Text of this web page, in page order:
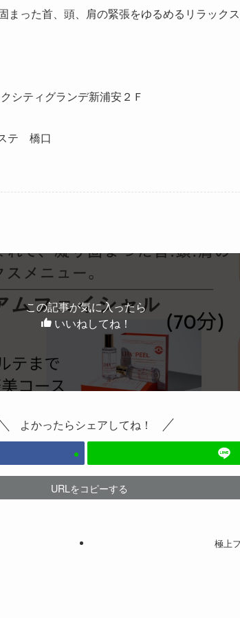
まった首、頭、肩の緊張をゆるめるリラック
シティグランデ新浦安２Ｆ
橋口
この記事が気に入ったら
いいねしてね！
よかったらシェアしてね！
URLをコピーする
極上